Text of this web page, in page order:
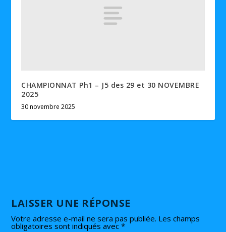
CHAMPIONNAT Ph1 – J5 des 29 et 30 NOVEMBRE
2025
30 novembre 2025
LAISSER UNE RÉPONSE
Votre adresse e-mail ne sera pas publiée. Les champs
obligatoires sont indiqués avec*